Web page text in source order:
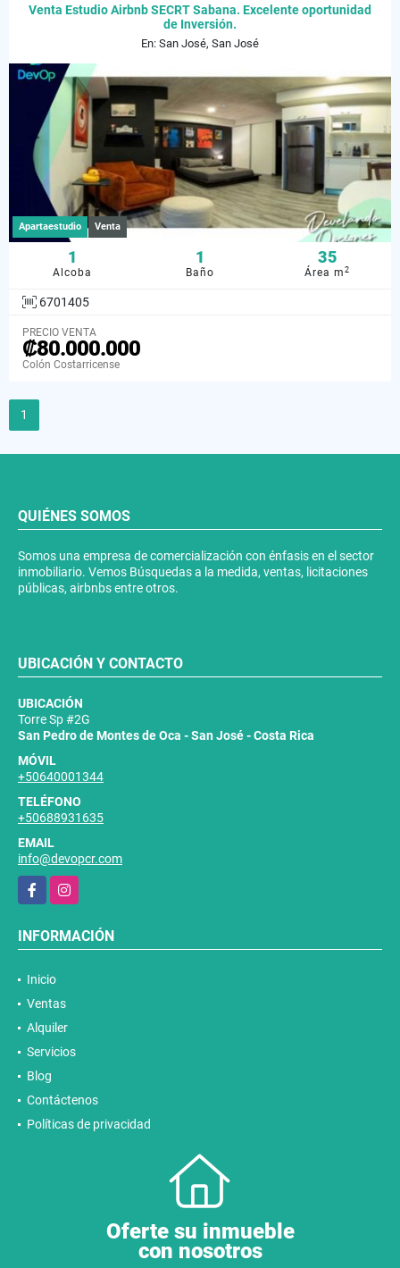
Venta Estudio Airbnb SECRT Sabana. Excelente oportunidad
de Inversión.
En: San José, San José
Apartaestudio Venta
1
Alcoba
1
Baño
35
Área m2
6701405
PRECIO VENTA
₡80.000.000
Colón Costarricense
1
QUIÉNES SOMOS
Somos una empresa de comercialización con énfasis en el sector
inmobiliario. Vemos Búsquedas a la medida, ventas, licitaciones
públicas, airbnbs entre otros.
UBICACIÓN Y CONTACTO
UBICACIÓN
Torre Sp #2G
San Pedro de Montes de Oca - San José - Costa Rica
MÓVIL
+50640001344
TELÉFONO
+50688931635
EMAIL
info@devopcr.com
FacebookInstagram
INFORMACIÓN
Inicio
Ventas
Alquiler
Servicios
Blog
Contáctenos
Políticas de privacidad
Oferte su inmueble
con nosotros